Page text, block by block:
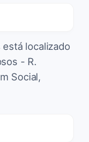
localizado
- R.
Social,